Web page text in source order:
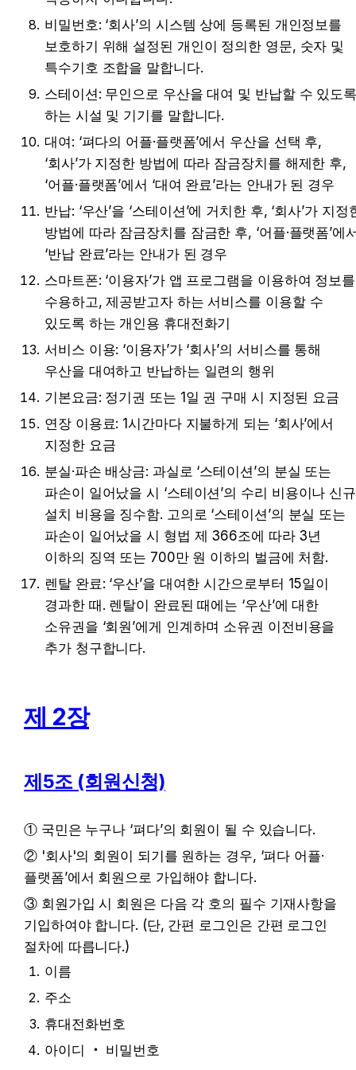
비밀번호: ‘회사’의 시스템 상에 등록된 개인정보를
보호하기 위해 설정된 개인이 정의한 영문, 숫자 및
특수기호 조합을 말합니다.
스테이션: 무인으로 우산을 대여 및 반납할 수 있도
하는 시설 및 기기를 말합니다.
대여: ‘펴다의 어플·플랫폼’에서 우산을 선택 후,
‘회사’가 지정한 방법에 따라 잠금장치를 해제한 후,
‘어플·플랫폼’에서 ‘대여 완료’라는 안내가 된 경우
반납: ‘우산’을 ‘스테이션’에 거치한 후, ‘회사’가 지정
방법에 따라 잠금장치를 잠금한 후, ‘어플·플랫폼’에
‘반납 완료’라는 안내가 된 경우
스마트폰: ‘이용자’가 앱 프로그램을 이용하여 정보를
수용하고, 제공받고자 하는 서비스를 이용할 수
있도록 하는 개인용 휴대전화기
서비스 이용: ‘이용자’가 ‘회사’의 서비스를 통해
우산을 대여하고 반납하는 일련의 행위
기본요금: 정기권 또는 1일 권 구매 시 지정된 요금
연장 이용료: 1시간마다 지불하게 되는 ‘회사’에서
지정한 요금
분실·파손 배상금: 과실로 ‘스테이션’의 분실 또는
파손이 일어났을 시 ‘스테이션’의 수리 비용이나 신규
설치 비용을 징수함. 고의로 ‘스테이션’의 분실 또는
파손이 일어났을 시 형법 제 366조에 따라 3년
이하의 징역 또는 700만 원 이하의 벌금에 처함.
렌탈 완료: ‘우산’을 대여한 시간으로부터 15일이
경과한 때. 렌탈이 완료된 때에는 ‘우산’에 대한
소유권을 ‘회원’에게 인계하며 소유권 이전비용을
추가 청구합니다.
제 2장
제5조 (회원신청)
① 국민은 누구나 ‘펴다’의 회원이 될 수 있습니다.
② '회사'의 회원이 되기를 원하는 경우, ‘펴다 어플·
플랫폼’에서 회원으로 가입해야 합니다.
③ 회원가입 시 회원은 다음 각 호의 필수 기재사항을
기입하여야 합니다. (단, 간편 로그인은 간편 로그인
절차에 따릅니다.)
이름
주소
휴대전화번호
아이디 ‧ 비밀번호